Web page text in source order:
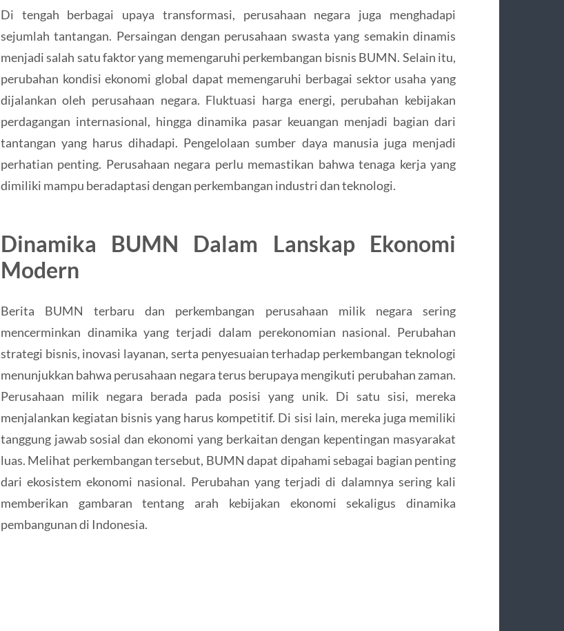
Di tengah berbagai upaya transformasi, perusahaan negara juga menghadapi
sejumlah tantangan. Persaingan dengan perusahaan swasta yang semakin dinamis
menjadi salah satu faktor yang memengaruhi perkembangan bisnis BUMN. Selain itu,
perubahan kondisi ekonomi global dapat memengaruhi berbagai sektor usaha yang
dijalankan oleh perusahaan negara. Fluktuasi harga energi, perubahan kebijakan
perdagangan internasional, hingga dinamika pasar keuangan menjadi bagian dari
tantangan yang harus dihadapi. Pengelolaan sumber daya manusia juga menjadi
perhatian penting. Perusahaan negara perlu memastikan bahwa tenaga kerja yang
dimiliki mampu beradaptasi dengan perkembangan industri dan teknologi.
Dinamika BUMN Dalam Lanskap Ekonomi
Modern
Berita BUMN terbaru dan perkembangan perusahaan milik negara sering
mencerminkan dinamika yang terjadi dalam perekonomian nasional. Perubahan
strategi bisnis, inovasi layanan, serta penyesuaian terhadap perkembangan teknologi
menunjukkan bahwa perusahaan negara terus berupaya mengikuti perubahan zaman.
Perusahaan milik negara berada pada posisi yang unik. Di satu sisi, mereka
menjalankan kegiatan bisnis yang harus kompetitif. Di sisi lain, mereka juga memiliki
tanggung jawab sosial dan ekonomi yang berkaitan dengan kepentingan masyarakat
luas. Melihat perkembangan tersebut, BUMN dapat dipahami sebagai bagian penting
dari ekosistem ekonomi nasional. Perubahan yang terjadi di dalamnya sering kali
memberikan gambaran tentang arah kebijakan ekonomi sekaligus dinamika
pembangunan di Indonesia.